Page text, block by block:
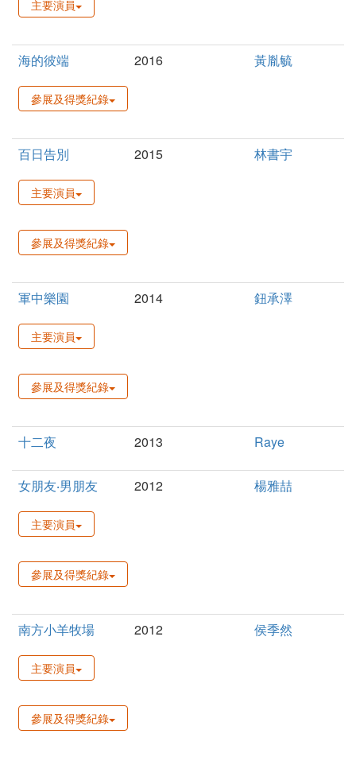
主要演員
海的彼端 2016 黃胤毓
參展及得獎紀錄
百日告別 2015 林書宇
主要演員
參展及得獎紀錄
軍中樂園 2014 鈕承澤
主要演員
參展及得獎紀錄
十二夜 2013 Raye
女朋友‧男朋友 2012 楊雅喆
主要演員
參展及得獎紀錄
南方小羊牧場 2012 侯季然
主要演員
參展及得獎紀錄